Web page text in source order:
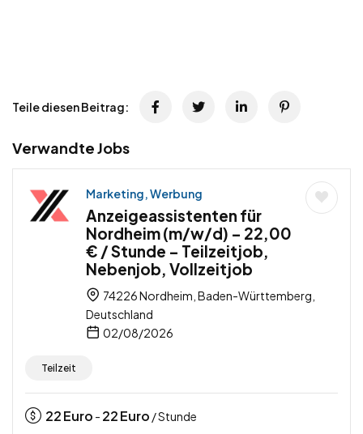
Teile diesen Beitrag:
Verwandte Jobs
Marketing, Werbung
Anzeigeassistenten für
Nordheim (m/w/d) – 22,00
€ / Stunde – Teilzeitjob,
Nebenjob, Vollzeitjob
74226 Nordheim, Baden-Württemberg,
Deutschland
02/08/2026
Teilzeit
22Euro - 22Euro / Stunde